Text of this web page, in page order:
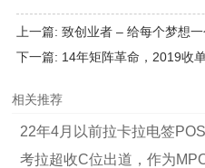
上一篇: 致创业者 – 给每个梦想
下一篇: 14年矩阵革命，2019收
相关推荐
22年4月以前拉卡拉电签
考拉超收C位出道，作为